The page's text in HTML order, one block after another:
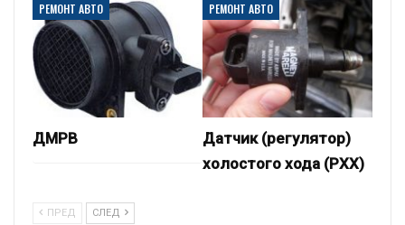
РЕМОНТ АВТО
ДМРВ
РЕМОНТ АВТО
Датчик (регулятор)
холостого хода (РХХ)
ПРЕД СЛЕД